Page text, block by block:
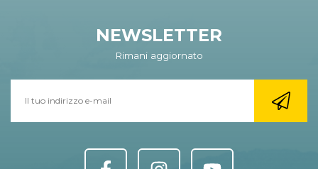
NEWSLETTER
Rimani aggiornato